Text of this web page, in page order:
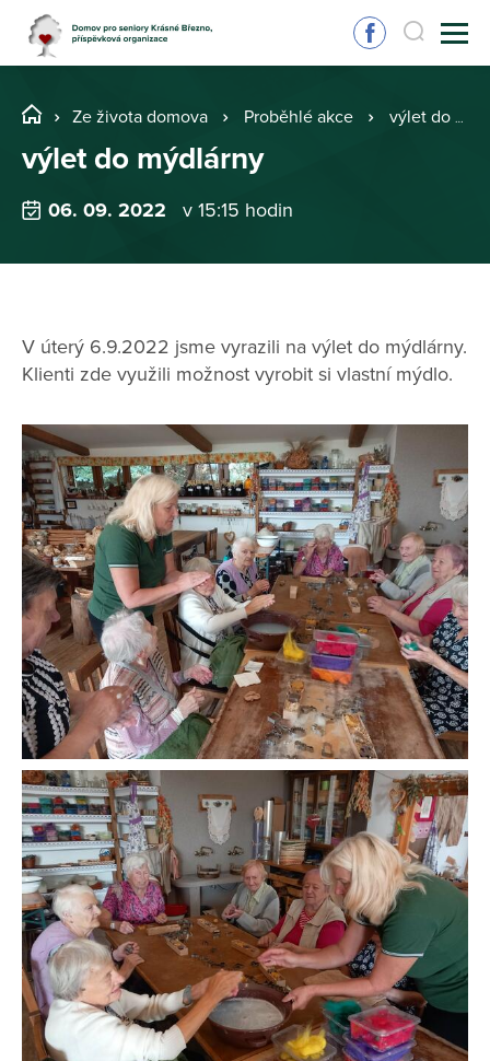
Ze života domova Proběhlé akce výlet do mýdlárny
výlet do mýdlárny
06. 09. 2022 v 15:15 hodin
V úterý 6.9.2022 jsme vyrazili na výlet do mýdlárny.
Klienti zde využili možnost vyrobit si vlastní mýdlo.